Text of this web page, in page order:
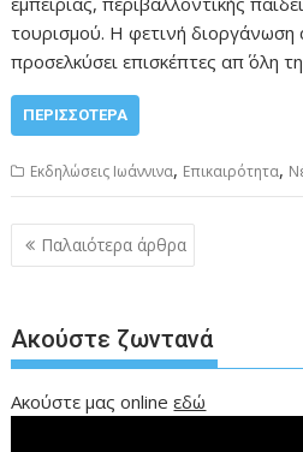
τουρισμού. Η φετινή διοργάνωση
προσελκύσει επισκέπτες απ΄ όλη
ΠΕΡΙΣΣΌΤΕΡΑ
Εκδηλώσεις Ιωάννινα, Επικαιρότητα,
Πλοήγηση
άρθρων
Παλαιότερα άρθρα
Ακούστε ζωντανά
Ακούστε μας onlineεδώ